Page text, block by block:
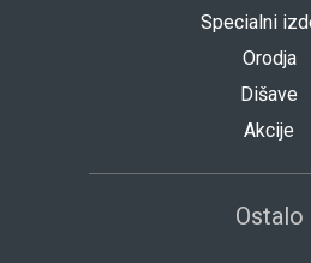
Specialni
Orodja
Dišave
Akcije
Ostalo